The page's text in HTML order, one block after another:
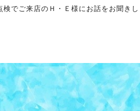
検でご来店のＨ・Ｅ様にお話をお聞き